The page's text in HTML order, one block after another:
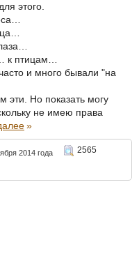
этого.
к птицам…
и много бывали "на
эти. Но показать могу
не имею права
»
2014 года
2565